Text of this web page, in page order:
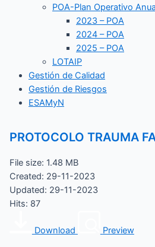
POA-Plan Operativo
2023 – POA
2024 – POA
2025 – POA
LOTAIP
Gestión de Calidad
Gestión de Riesgos
ESAMyN
PROTOCOLO TRAUMA
File size: 1.48 MB
Created: 29-11-2023
Updated: 29-11-2023
Hits: 87
Download Preview